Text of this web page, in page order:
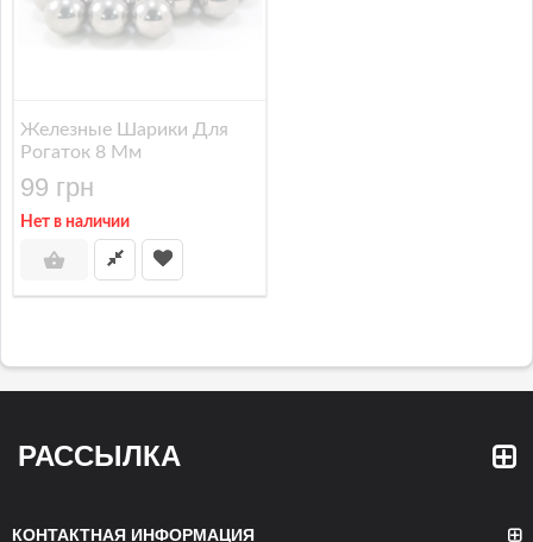
Железные Шарики Для
Рогаток 8 Мм
99 грн
Нет в наличии
РАССЫЛКА
КОНТАКТНАЯ ИНФОРМАЦИЯ